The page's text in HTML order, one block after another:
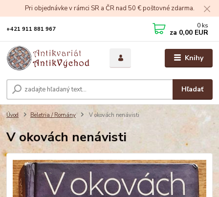
Pri objednávke v rámci SR a ČR nad 50 € poštovné zdarma.
Knihy
Hľadať
+421 911 881 967 0 ks
za 0,00 EUR
Úvod Beletria / Romány V okovách nenávisti
V okovách nenávisti